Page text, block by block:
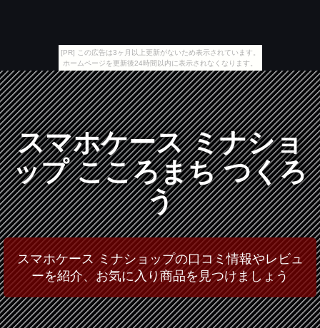
[PR] この広告は3ヶ月以上更新がないため表示されています。
ホームページを更新後24時間以内に表示されなくなります。
スマホケース ミナショ
ップ こころまち つくろ
う
スマホケース ミナショップの口コミ情報やレビュ
ーを紹介、お気に入り商品を見つけましょう